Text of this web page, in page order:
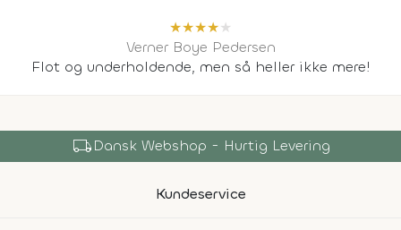
★★★★★
Verner Boye Pedersen
Flot og underholdende, men så heller ikke mere!
local_shippingDansk Webshop - Hurtig Levering
Kundeservice